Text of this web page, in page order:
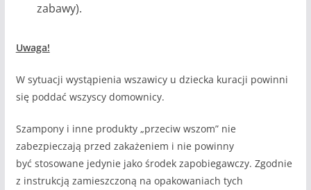
zabawy).
Uwaga!
W sytuacji wystąpienia wszawicy u dziecka kuracji powinni
się poddać wszyscy domownicy.
Szampony i inne produkty „przeciw wszom” nie
zabezpieczają przed zakażeniem i nie powinny
być stosowane jedynie jako środek zapobiegawczy. Zgodnie
z instrukcją zamieszczoną na opakowaniach tych